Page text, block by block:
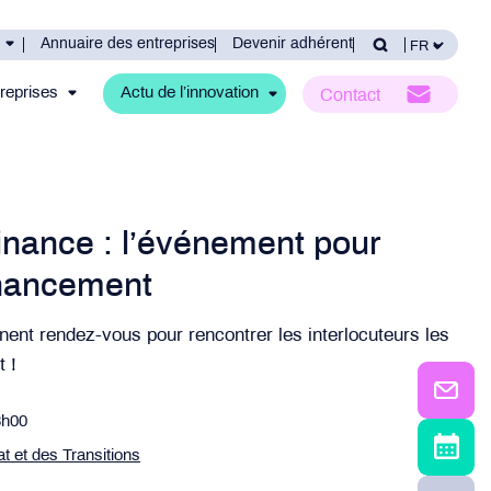
Annuaire des entreprises Devenir adhérent
Actu de l’innovation Contact
: l’événement pour
rendez-vous pour rencontrer les interlocuteurs les
!
et des Transitions